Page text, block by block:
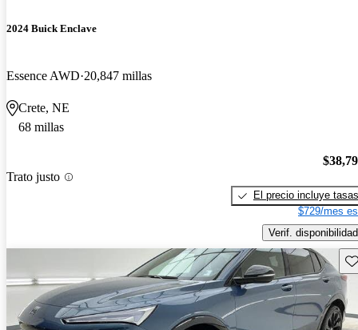
2024 Buick Enclave
Essence AWD 20,847 millas
Crete, NE
68 millas
Trato justo
El precio incluye tasas
$729/mes
Verif. disponibilidad